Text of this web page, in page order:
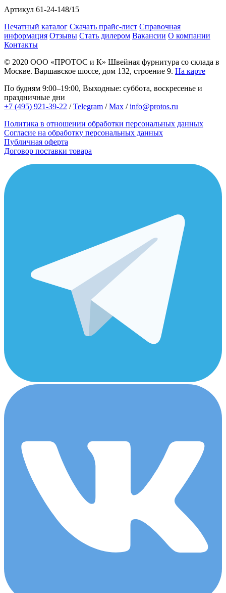
Артикул 61-24-148/15
Печатный каталог Скачать прайс-лист Справочная
информация Отзывы Стать дилером Вакансии О компании
Контакты
© 2020 ООО «ПРОТОС и К» Швейная фурнитура со склада в
Москве. Варшавское шоссе, дом 132, строение 9. На карте
По будням 9:00–19:00, Выходные: суббота, воскресенье и
праздничные дни
+7 (495) 921-39-22 /Telegram /Max /info@protos.ru
Политика в отношении обработки персональных данных
Согласие на обработку персональных данных
Публичная оферта
Договор поставки товара